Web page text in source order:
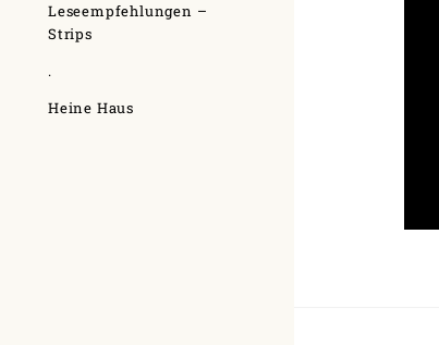
Leseempfehlungen –
Strips
.
Heine Haus